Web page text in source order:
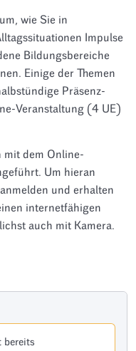
wie Sie in
Impulse
Bildungsbereiche
Einige der Themen
Präsenz-
Veranstaltung (4 UE)
mit dem Online-
Um hieran
und erhalten
internetfähigen
auch mit Kamera.
bereits